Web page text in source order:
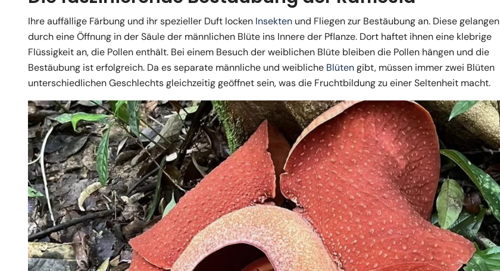
Ihre auffällige Färbung und ihr spezieller Duft locken Insekten und Fliegen zur Bestäubung an. Diese gelangen
durch eine Öffnung in der Säule der männlichen Blüte ins Innere der Pflanze. Dort haftet ihnen eine klebrige
Flüssigkeit an, die Pollen enthält. Bei einem Besuch der weiblichen Blüte bleiben die Pollen hängen und die
Bestäubung ist erfolgreich. Da es separate männliche und weibliche Blütengibt, müssen immer zwei Blüten
unterschiedlichen Geschlechts gleichzeitig geöffnet sein, was die Fruchtbildung zu einer Seltenheit macht.